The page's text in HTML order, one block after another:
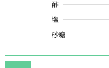
酢
塩
砂糖